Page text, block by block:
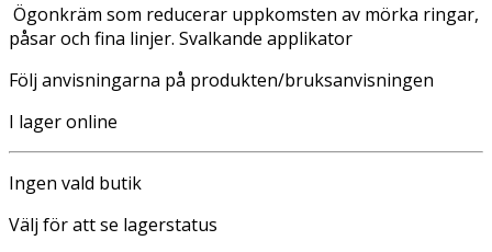
Ögonkräm som reducerar uppkomsten av mörka ringar,
påsar och fina linjer. Svalkande applikator
Följ anvisningarna på produkten/bruksanvisningen
I lager online
Ingen vald butik
Välj för att se lagerstatus